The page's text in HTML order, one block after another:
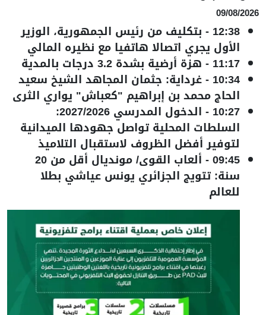
09/08/2026
12:38
- بتكليف من رئيس الجمهورية، الوزير
الأول يجري اتصالا هاتفيا مع نظيره المالي
11:17
- هزة أرضية بشدة 3.2 درجات بالمدية
10:34
-غرداية: جثمان المجاهد الشيخ سعيد
الحاج محمد بن إبراهيم "كعباش" يواري الثرى
10:27
- الدخول المدرسي 2027/2026:
السلطات المحلية تواصل جهودها الميدانية
لتوفير أفضل الظروف لاستقبال التلاميذ
09:45
- ألعاب القوى/ مونديال أقل من 20
سنة: تتويج الجزائري يونس عياشي بطلا
للعالم